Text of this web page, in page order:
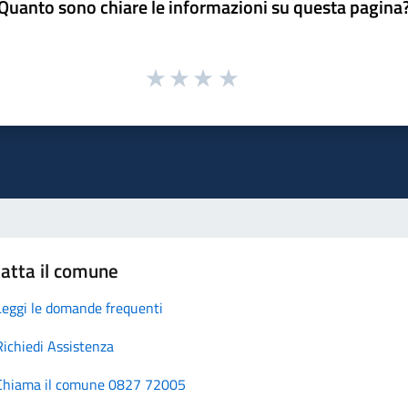
sono chiare le informazioni su questa
il comune
le domande frequenti
Assistenza
il comune 0827 72005